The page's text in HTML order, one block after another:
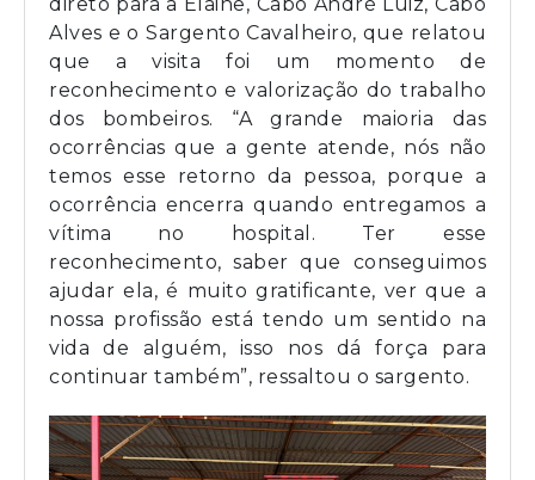
Alves e o Sargento Cavalheiro, que relatou
que a visita foi um momento de
reconhecimento e valorização do trabalho
dos bombeiros. “A grande maioria das
ocorrências que a gente atende, nós não
temos esse retorno da pessoa, porque a
ocorrência encerra quando entregamos a
vítima no hospital. Ter esse
reconhecimento, saber que conseguimos
ajudar ela, é muito gratificante, ver que a
nossa profissão está tendo um sentido na
vida de alguém, isso nos dá força para
continuar também”, ressaltou o sargento.